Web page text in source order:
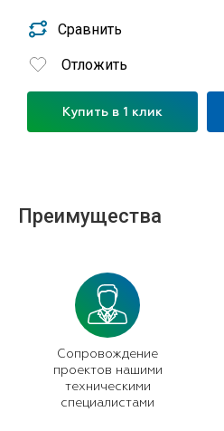
Сравнить
Отложить
Купить в 1 клик
Преимущества
Сопровождение
проектов нашими
техническими
специалистами